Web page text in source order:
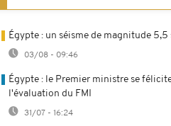
Égypte : un séisme de magnitude
03/08 - 09:46
Égypte : le Premier ministre se
l'évaluation du FMI
31/07 - 16:24